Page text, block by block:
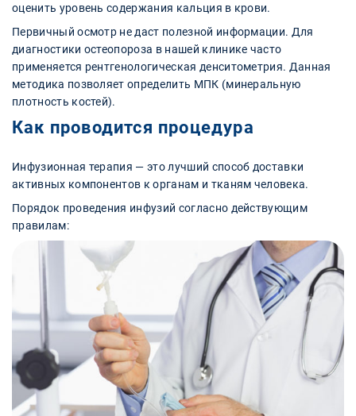
оценить уровень содержания кальция в крови.
Первичный осмотр не даст полезной информации. Для
диагностики остеопороза в нашей клинике часто
применяется рентгенологическая денситометрия. Данная
методика позволяет определить МПК (минеральную
плотность костей).
Как проводится процедура
Инфузионная терапия — это лучший способ доставки
активных компонентов к органам и тканям человека.
Порядок проведения инфузий согласно действующим
правилам: